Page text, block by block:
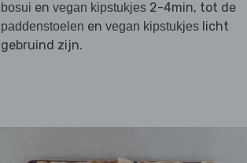
bosui en vegan kipstukjes 2-4min, tot de
paddenstoelen en vegan kipstukjes licht
gebruind zijn.